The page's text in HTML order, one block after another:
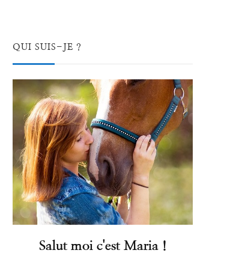
QUI SUIS-JE ?
Salut moi c'est Maria !